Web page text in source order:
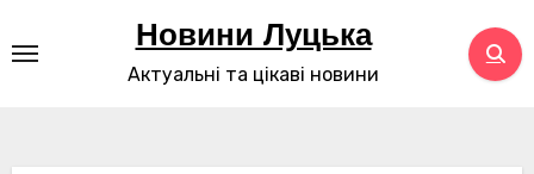
до
Новини Луцька
Актуальні та цікаві новини